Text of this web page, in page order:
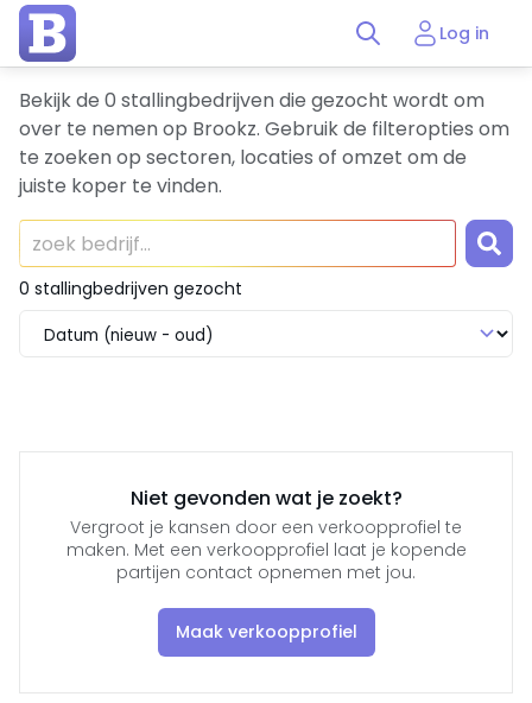
Log in
Bekijk de 0 stallingbedrijven die gezocht wordt om
over te nemen op Brookz. Gebruik de filteropties om
te zoeken op sectoren, locaties of omzet om de
juiste koper te vinden.
0 stallingbedrijven gezocht
Niet gevonden wat je zoekt?
Vergroot je kansen door een verkoopprofiel te
maken. Met een verkoopprofiel laat je kopende
partijen contact opnemen met jou.
Maak verkoopprofiel